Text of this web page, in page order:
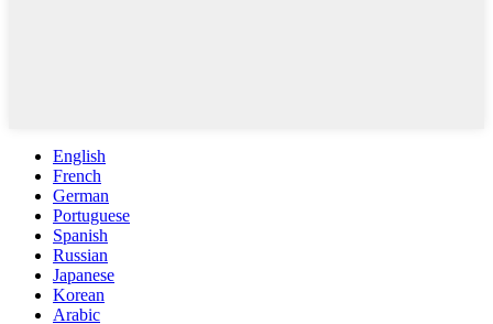
English
French
German
Portuguese
Spanish
Russian
Japanese
Korean
Arabic